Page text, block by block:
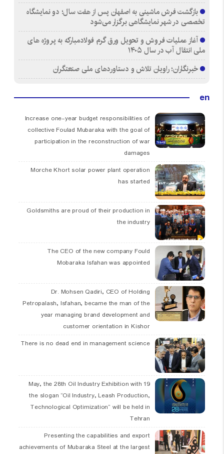
بازگشت فرش ماشینی به اصفهان پس از هفت سال؛ دو نمایشگاه
تخصصی در شهر نمایشگاهی برگزار می‌شود
آغاز عملیات فروش و تحویل ورق گرم فولادمبارکه به پروژه های
ملی انتقال آب در سال ۱۴۰۵
خبرنگاران؛ راویان تلاش و دستاوردهای ملی صنعتگران
en
Increase one-year budget responsibilities of
collective Foulad Mubaraka with the goal of
participation in the reconstruction of war
damages
Morche Khort solar power plant operation
has started
Goldsmiths are proud of their production in
the industry
The CEO of the new company Fould
Mobaraka Isfahan was appointed
Dr. Mohsen Qadiri, CEO of Holding
Petropalash, Isfahan, became the man of the
year managing brand development and
customer orientation in Kishor
There is no dead end in management science
19 May, the 28th Oil Industry Exhibition with
the slogan “Oil Industry, Leash Production,
Technological Optimization” will be held in
Tehran
Presenting the capabilities and export
achievements of Mubaraka Steel at the largest